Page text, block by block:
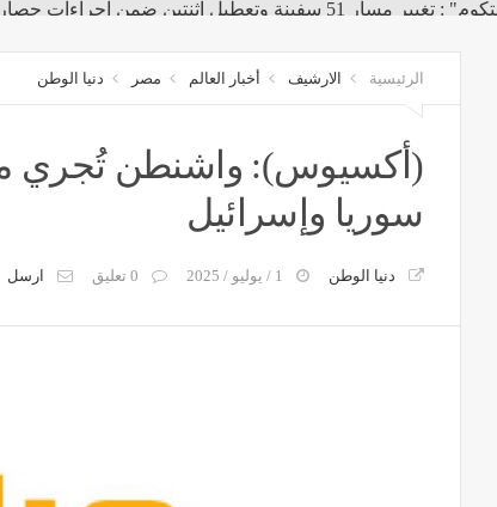
منذ 41 دقيقة
حملة مقاطعة تضرب فيلم سبايدرمان الجديد بسبب جرائم الاحتلال فى غزة..
الرئيسية الارشيف أخبار العالم مصر دنيا الوطن
(أكسيوس): واشنطن تُجري
سوريا وإسرائيل
دنيا الوطن 0 تعليق ارسل